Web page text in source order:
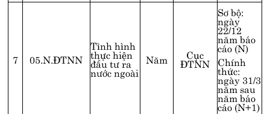
7 05.N.ĐTNN
Tình hình
thực hiện
đầu tư ra
nước ngoài
Năm Cục
ĐTNN
Sơ bộ:
ngày
22/12
năm báo
cáo (N)
Chính
thức:
ngày 31/3
năm sau
năm báo
cáo (N+1)